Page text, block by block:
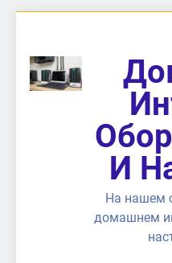
содержимому
И
На нашем
домашнем